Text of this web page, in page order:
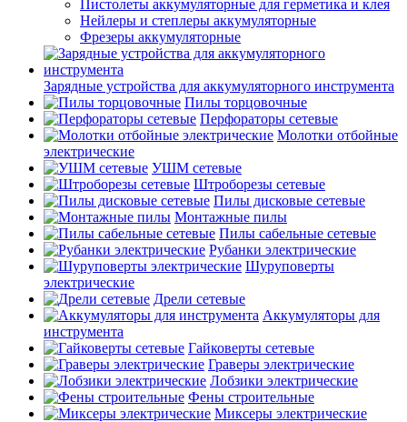
Пистолеты аккумуляторные для герметика и клея
Нейлеры и степлеры аккумуляторные
Фрезеры аккумуляторные
Зарядные устройства для аккумуляторного инструмента
Пилы торцовочные
Перфораторы сетевые
Молотки отбойные
электрические
УШМ сетевые
Штроборезы сетевые
Пилы дисковые сетевые
Монтажные пилы
Пилы сабельные сетевые
Рубанки электрические
Шуруповерты
электрические
Дрели сетевые
Аккумуляторы для
инструмента
Гайковерты сетевые
Граверы электрические
Лобзики электрические
Фены строительные
Миксеры электрические